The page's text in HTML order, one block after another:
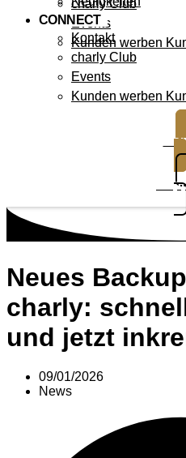
charly Club
Events
Kunden werben
CONNECT
Kontakt
charly Club
Events
Kunden werben
Neues
charly:
und jetzt
09/01/2026
News